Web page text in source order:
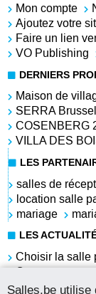
Salles.be utilise
Mon compte
Ajoutez votre
Faire un lien
VO Publishing
DERNIERS
Maison de
SERRA
COSENBERG
VILLA DES
LES
salles de
location salle
mariage
LES
Choisir la salle
Comment
Louer une salle